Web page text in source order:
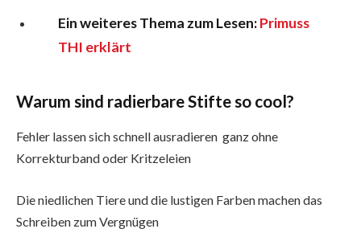
Ein weiteres Thema zum Lesen:Primuss
THI erklärt
Warum sind radierbare Stifte so cool?
Fehler lassen sich schnell ausradieren ganz ohne
Korrekturband oder Kritzeleien
Die niedlichen Tiere und die lustigen Farben machen das
Schreiben zum Vergnügen